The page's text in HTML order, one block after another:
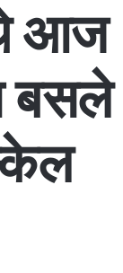
आज
बसले